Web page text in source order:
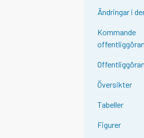
Ändringar i
Kommande
Översikter
Tabeller
Figurer